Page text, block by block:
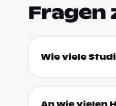
Fragen
Wie viele